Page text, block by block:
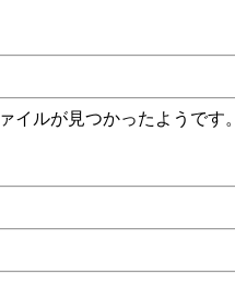
イルが見つかったようです。